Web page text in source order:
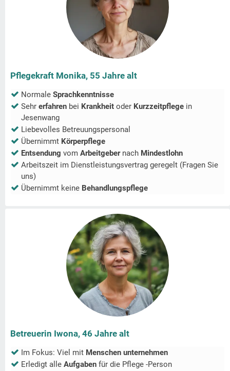
Pflegekraft Monika, 55 Jahre alt
Normale Sprachkenntnisse
Sehr erfahren bei Krankheit oder Kurzzeitpflege in
Jesenwang
Liebevolles Betreuungspersonal
Übernimmt Körperpflege
Entsendung vom Arbeitgeber nach Mindestlohn
Arbeitszeit im Dienstleistungsvertrag geregelt (Fragen Sie
uns)
Übernimmt keine Behandlungspflege
Betreuerin Iwona, 46 Jahre alt
Im Fokus: Viel mit Menschen unternehmen
Erledigt alle Aufgaben für die Pflege -Person